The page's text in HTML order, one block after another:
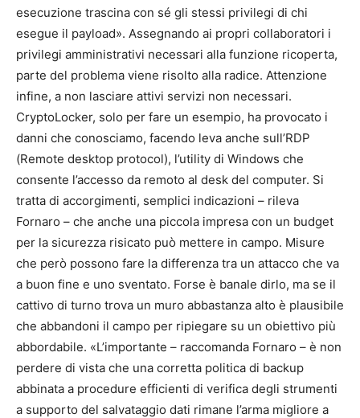
esecuzione trascina con sé gli stessi privilegi di chi
esegue il payload». Assegnando ai propri collaboratori i
privilegi amministrativi necessari alla funzione ricoperta,
parte del problema viene risolto alla radice. Attenzione
infine, a non lasciare attivi servizi non necessari.
CryptoLocker, solo per fare un esempio, ha provocato i
danni che conosciamo, facendo leva anche sull’RDP
(Remote desktop protocol), l’utility di Windows che
consente l’accesso da remoto al desk del computer. Si
tratta di accorgimenti, semplici indicazioni – rileva
Fornaro – che anche una piccola impresa con un budget
per la sicurezza risicato può mettere in campo. Misure
che però possono fare la differenza tra un attacco che va
a buon fine e uno sventato. Forse è banale dirlo, ma se il
cattivo di turno trova un muro abbastanza alto è plausibile
che abbandoni il campo per ripiegare su un obiettivo più
abbordabile. «L’importante – raccomanda Fornaro – è non
perdere di vista che una corretta politica di backup
abbinata a procedure efficienti di verifica degli strumenti
a supporto del salvataggio dati rimane l’arma migliore a